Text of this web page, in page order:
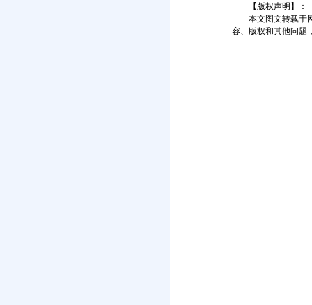
【版权声明】：
本文图文转载于网
容、版权和其他问题